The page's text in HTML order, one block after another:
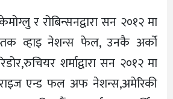
र रोबिन्सनद्वारा सन २०१२ मा
व्हाइ नेशन्स फेल, उनकै अर्को
शर्माद्वारा सन २०१२ मा
एन्ड फल अफ नेशन्स,अमेरिकी